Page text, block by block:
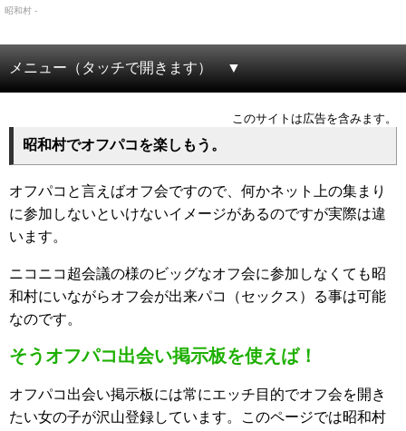
昭和村 -
メニュー（タッチで開きます）
このサイトは広告を含みます。
昭和村でオフパコを楽しもう。
オフパコと言えばオフ会ですので、何かネット上の集まり
に参加しないといけないイメージがあるのですが実際は違
います。
ニコニコ超会議の様のビッグなオフ会に参加しなくても昭
和村にいながらオフ会が出来パコ（セックス）る事は可能
なのです。
そうオフパコ出会い掲示板を使えば！
オフパコ出会い掲示板には常にエッチ目的でオフ会を開き
たい女の子が沢山登録しています。このページでは昭和村